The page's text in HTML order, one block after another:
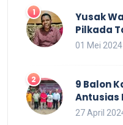
Yusak
Pilkada
01 Mei 2024
9 Balon
Antusias
27 April